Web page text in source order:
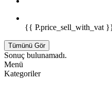
{{ P.price_sell_with_vat
Tümünü Gör
Sonuç bulunamadı.
Menü
Kategoriler